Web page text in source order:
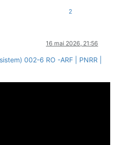
2
16 mai 2026, 21:56
002-6 RO -ARF | PNRR |